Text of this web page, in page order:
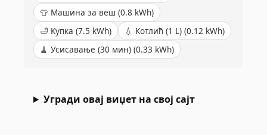
👕 Машина за веш (0.8 kWh)
🛁 Купка (7.5 kWh) 💧 Котлић (1 L) (0.12 kWh)
🧹 Усисавање (30 мин) (0.33 kWh)
Угради овај виџет на свој сајт